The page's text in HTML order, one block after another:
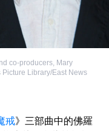
co-producers Mary
Library/East News
戒》三部曲中的佛羅